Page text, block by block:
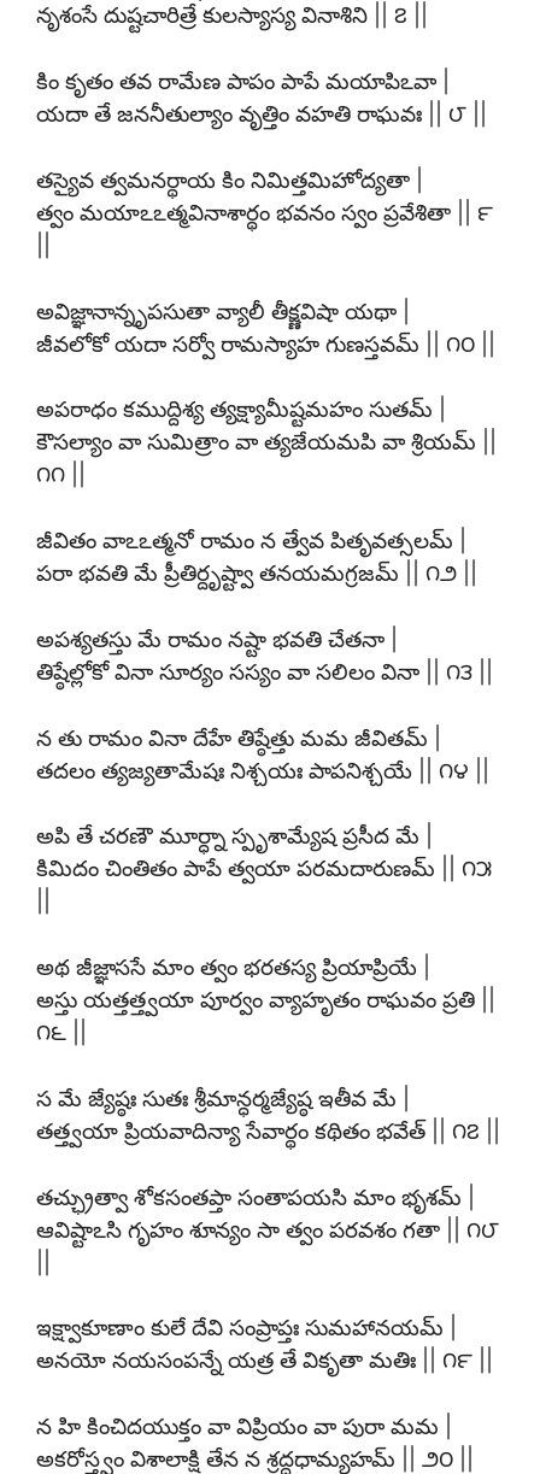
నృశంసే దుష్టచారిత్రే కులస్యాస్య వినాశిని || ౭ ||
కిం కృతం తవ రామేణ పాపం పాపే మయాపిఽవా |
యదా తే జననీతుల్యాం వృత్తిం వహతి రాఘవః || ౮ ||
తస్యైవ త్వమనర్థాయ కిం నిమిత్తమిహోద్యతా |
త్వం మయాఽఽత్మవినాశార్థం భవనం స్వం ప్రవేశితా || ౯
అవిజ్ఞానాన్నృపసుతా వ్యాలీ తీక్ష్ణవిషా యథా |
జీవలోకో యదా సర్వో రామస్యాహ గుణస్తవమ్ || ౧౦ ||
అపరాధం కముద్దిశ్య త్యక్ష్యామీష్టమహం సుతమ్ |
కౌసల్యాం వా సుమిత్రాం వా త్యజేయమపి వా శ్రియమ్ ||
౧౧ ||
జీవితం వాఽఽత్మనో రామం న త్వేవ పితృవత్సలమ్ |
పరా భవతి మే ప్రీతిర్దృష్ట్వా తనయమగ్రజమ్ || ౧౨ ||
అపశ్యతస్తు మే రామం నష్టా భవతి చేతనా |
తిష్ఠేల్లోకో వినా సూర్యం సస్యం వా సలిలం వినా || ౧౩ ||
న తు రామం వినా దేహే తిష్ఠేత్తు మమ జీవితమ్ |
తదలం త్యజ్యతామేషః నిశ్చయః పాపనిశ్చయే || ౧౪ ||
అపి తే చరణౌ మూర్ధ్నా స్పృశామ్యేష ప్రసీద మే |
కిమిదం చింతితం పాపే త్వయా పరమదారుణమ్ || ౧౫
అథ జీజ్ఞాససే మాం త్వం భరతస్య ప్రియాప్రియే |
అస్తు యత్తత్త్వయా పూర్వం వ్యాహృతం రాఘవం ప్రతి ||
౧౬ ||
స మే జ్యేష్ఠః సుతః శ్రీమాన్ధర్మజ్యేష్ఠ ఇతీవ మే |
తత్త్వయా ప్రియవాదిన్యా సేవార్థం కథితం భవేత్ || ౧౭ ||
తచ్ఛ్రుత్వా శోకసంతప్తా సంతాపయసి మాం భృశమ్ |
ఆవిష్టాఽసి గృహం శూన్యం సా త్వం పరవశం గతా || ౧౮
ఇక్ష్వాకూణాం కులే దేవి సంప్రాప్తః సుమహానయమ్ |
అనయో నయసంపన్నే యత్ర తే వికృతా మతిః || ౧౯ ||
న హి కించిదయుక్తం వా విప్రియం వా పురా మమ |
అకరోస్త్వం విశాలాక్షి తేన న శ్రద్దధామ్యహమ్ || ౨౦ ||